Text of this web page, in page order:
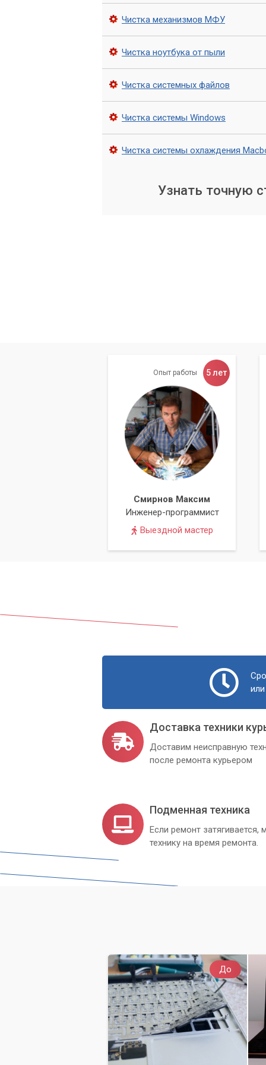
Чистка механизмов МФУ
Чистка ноутбука от пыли
Чистка системных файлов
Чистка системы Windows
Чистка системы охлаждения
Узнать точную
Опыт работы 5 лет
Смирнов Максим
Инженер-программист
Выездной мастер
Доставка техники
Доставим неисправную
после ремонта курьером
Подменная техника
Если ремонт
технику на время ремонта.
До